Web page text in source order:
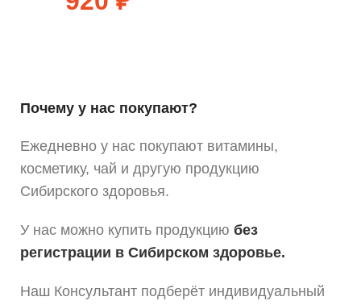
Почему у нас покупают?
Ежедневно у нас покупают витамины,
косметику, чай и другую продукцию
Сибирского здоровья.
У нас можно купить продукцию без
регистрации в Сибирском здоровье.
Наш Консультант подберёт индивидуальный